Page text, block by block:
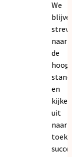
We
naar
de
en
kijken
uit
naar